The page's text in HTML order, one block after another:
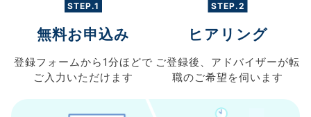
STEP.1
無料お申込み
登録フォームから 1分ほどで
ご入力 いただけます
STEP.2
ヒアリング
ご登録後、 アドバイザーが転
職のご希望を伺います